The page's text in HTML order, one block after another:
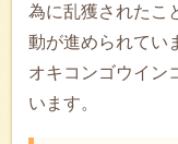
為に乱獲されたこ
動が進められてい
オキコンゴウイン
います。